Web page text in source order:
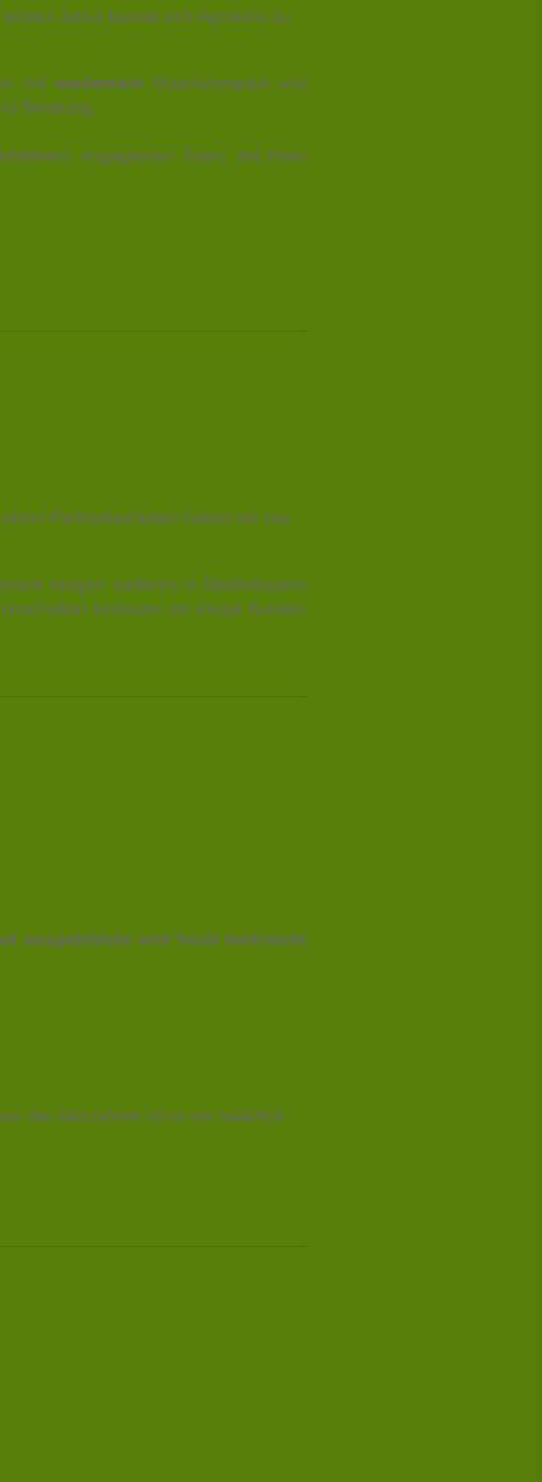
Jahre konnte sich Agrolohn zu
mit modernemMaschinenpark und
Beratung.
engagierten Team, bei Ihren
Partnerbetrieben haben wir das
einigen weiteren in Niederbayern
betreuen wir einige Kunden
ausgebildete und hoch motivierte
die Jahrzehnte ist so ein natürlich